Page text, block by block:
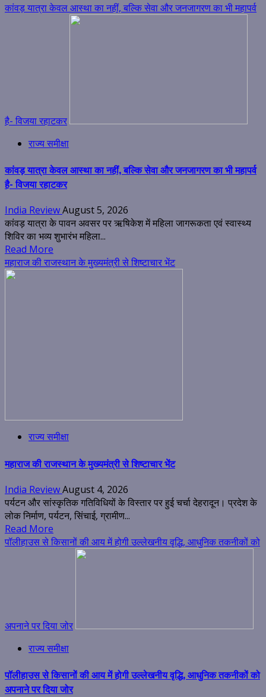
कांवड़ यात्रा केवल आस्था का नहीं, बल्कि सेवा और जनजागरण का भी महापर्व
है- विजया रहाटकर
राज्य समीक्षा
कांवड़ यात्रा केवल आस्था का नहीं, बल्कि सेवा और जनजागरण का भी महापर्व
है- विजया रहाटकर
India ReviewAugust 5, 2026
कांवड़ यात्रा के पावन अवसर पर ऋषिकेश में महिला जागरूकता एवं स्वास्थ्य
शिविर का भव्य शुभारंभ महिला...
Read More
महाराज की राजस्थान के मुख्यमंत्री से शिष्टाचार भेंट
राज्य समीक्षा
महाराज की राजस्थान के मुख्यमंत्री से शिष्टाचार भेंट
India ReviewAugust 4, 2026
पर्यटन और सांस्कृतिक गतिविधियों के विस्तार पर हुई चर्चा देहरादून। प्रदेश के
लोक निर्माण, पर्यटन, सिंचाई, ग्रामीण...
Read More
पॉलीहाउस से किसानों की आय में होगी उल्लेखनीय वृद्धि, आधुनिक तकनीकों को
अपनाने पर दिया जोर
राज्य समीक्षा
पॉलीहाउस से किसानों की आय में होगी उल्लेखनीय वृद्धि, आधुनिक तकनीकों को
अपनाने पर दिया जोर